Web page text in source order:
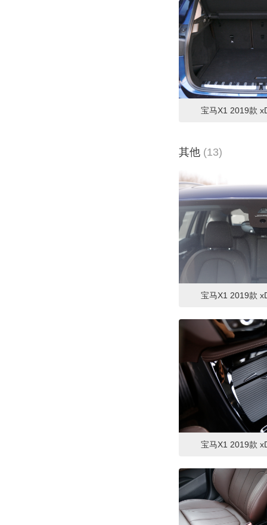
宝马X1 2019款
其他 (13)
宝马X1 2019款
宝马X1 2019款